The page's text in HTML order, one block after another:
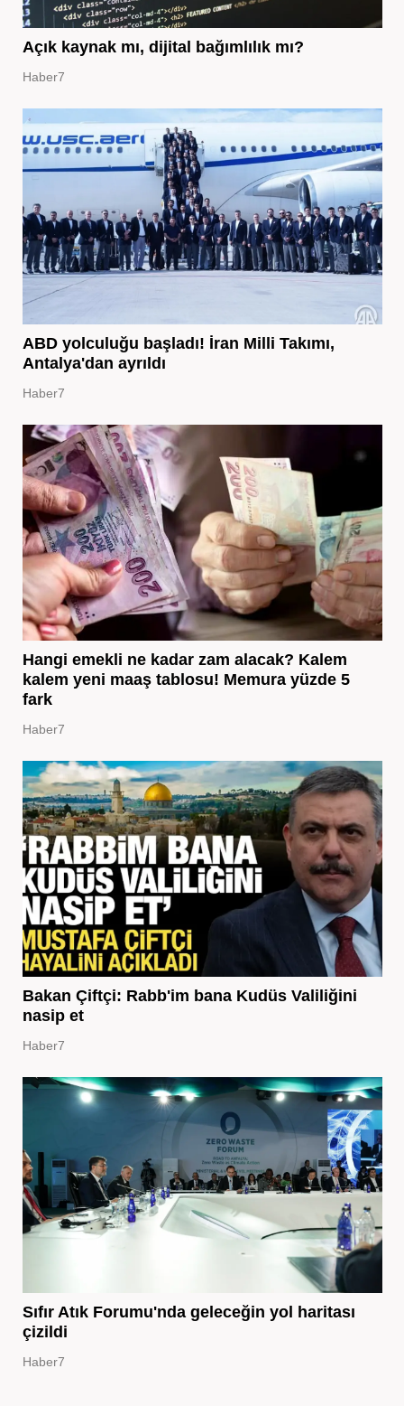
Açık kaynak mı, dijital bağımlılık mı?
Haber7
ABD yolculuğu başladı! İran Milli Takımı,
Antalya'dan ayrıldı
Haber7
Hangi emekli ne kadar zam alacak? Kalem
kalem yeni maaş tablosu! Memura yüzde 5
fark
Haber7
Bakan Çiftçi: Rabb'im bana Kudüs Valiliğini
nasip et
Haber7
Sıfır Atık Forumu'nda geleceğin yol haritası
çizildi
Haber7